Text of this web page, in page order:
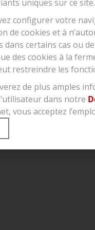
accessoires
© Komenda AG 2026
uniques sur ce site.
configurer votre
de cookies et à
dans certains cas ou
des cookies à la
restreindre les
de plus amples
dans notre
vous acceptez